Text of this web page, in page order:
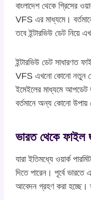
বাংলাদেশ থেকে গ্রিসের
VFS এর মাধ্যমে।
তবে ইন্টারভিউ ডেট নিয়ে
ইন্টারভিউ ডেট সাধারণত
VFS এখনো কোনো নতুন
ইমেইলের মাধ্যমে আপডেট
বর্তমানে অন্য কোনো উপায়
ভারত থেকে ফাইল
যারা ইতিমধ্যে ওয়ার্ক
দিতে পারেন। পূর্বে
আবেদন গ্রহণ করা হচ্ছে।